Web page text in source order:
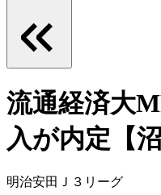
流通経済大
入が内定【沼
明治安田Ｊ３リーグ